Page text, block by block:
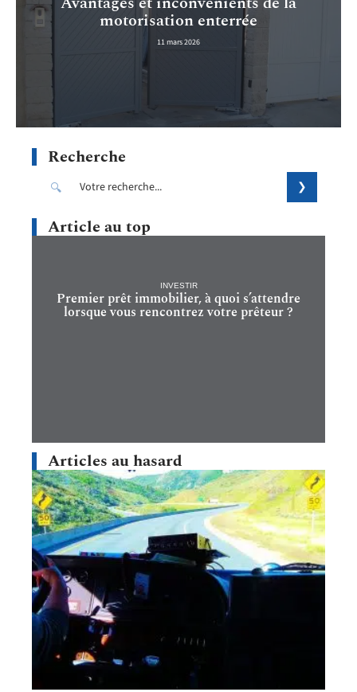
motorisation enterrée
11 mars 2026
Recherche
Article au top
INVESTIR
Premier prêt immobilier, à quoi s’attendre
lorsque vous rencontrez votre prêteur ?
Articles au hasard